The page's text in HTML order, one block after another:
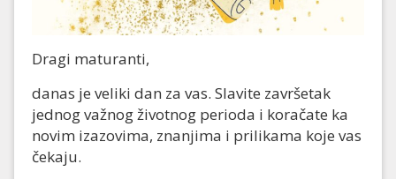
Dragi maturanti,
danas je veliki dan za vas. Slavite završetak
jednog važnog životnog perioda i koračate ka
novim izazovima, znanjima i prilikama koje vas
čekaju.